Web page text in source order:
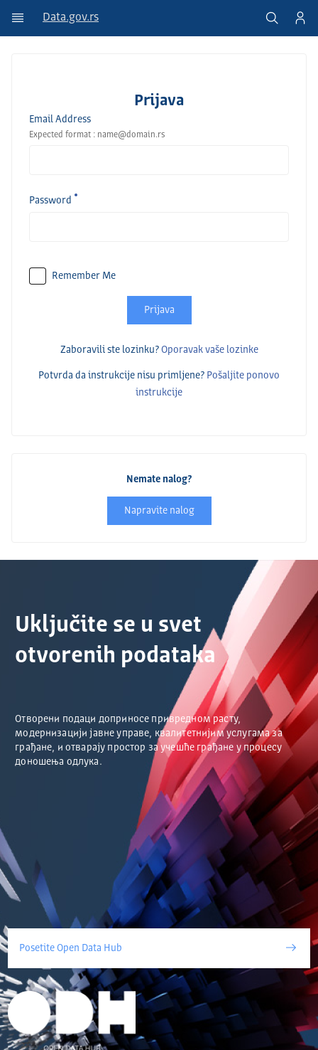
Data.gov.rs
Prijava
Email Address
Expected format : name@domain.rs
Password
Remember Me
Prijava
Zaboravili ste lozinku? Oporavak vaše lozinke
Potvrda da instrukcije nisu primlјene? Pošalјite ponovo
instrukcije
Nemate nalog?
Napravite nalog
Uključite se u svet
otvorenih podataka
Отворени подаци доприносе привредном расту,
модернизацији јавне управе, квалитетнијим услугама за
грађане, и отварају простор за учешће грађане у процесу
доношења одлука.
Posetite Open Data Hub